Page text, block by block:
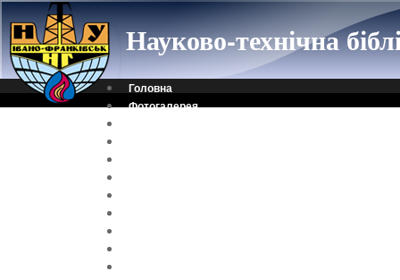
Науково-технічна
Головна
Фотогалерея